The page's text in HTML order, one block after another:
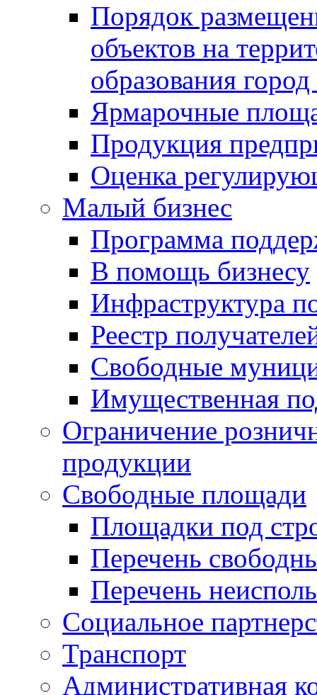
Порядок
объектов на
образования
Ярмарочные
Продукция
Оценка
Малый бизнес
Программа
В помощь бизнесу
Инфраструктура
Реестр
Свободные
Имущественная
Ограничение
продукции
Свободные площади
Площадки под
Перечень
Перечень
Социальное
Транспорт
Административная